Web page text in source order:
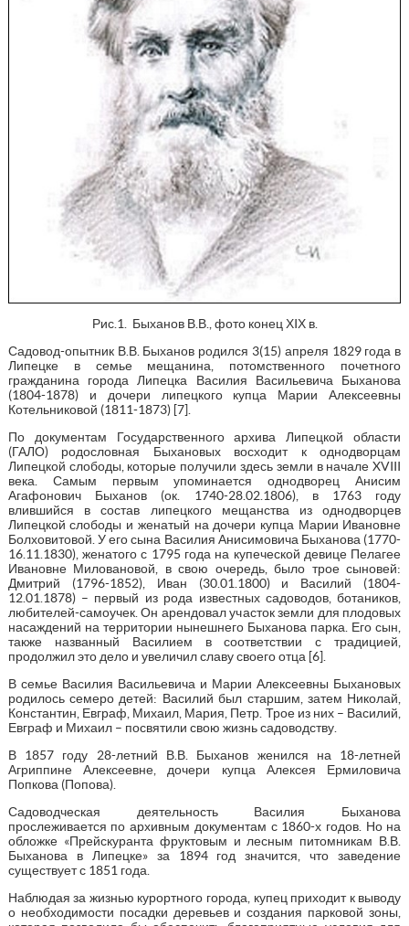
Рис.1. Быханов В.В., фото конец ХIХ в.
Садовод-опытник В.В. Быханов родился 3(15) апреля 1829 года в
Липецке в семье мещанина, потомственного почетного
гражданина города Липецка Василия Васильевича Быханова
(1804-1878) и дочери липецкого купца Марии Алексеевны
Котельниковой (1811-1873) [7].
По документам Государственного архива Липецкой области
(ГАЛО) родословная Быхановых восходит к однодворцам
Липецкой слободы, которые получили здесь земли в начале XVIII
века. Самым первым упоминается однодворец Анисим
Агафонович Быханов (ок. 1740-28.02.1806), в 1763 году
влившийся в состав липецкого мещанства из однодворцев
Липецкой слободы и женатый на дочери купца Марии Ивановне
Болховитовой. У его сына Василия Анисимовича Быханова (1770-
16.11.1830), женатого с 1795 года на купеческой девице Пелагее
Ивановне Миловановой, в свою очередь, было трое сыновей:
Дмитрий (1796-1852), Иван (30.01.1800) и Василий (1804-
12.01.1878) – первый из рода известных садоводов, ботаников,
любителей-самоучек. Он арендовал участок земли для плодовых
насаждений на территории нынешнего Быханова парка. Его сын,
также названный Василием в соответствии с традицией,
продолжил это дело и увеличил славу своего отца [6].
В семье Василия Васильевича и Марии Алексеевны Быхановых
родилось семеро детей: Василий был старшим, затем Николай,
Константин, Евграф, Михаил, Мария, Петр. Трое из них – Василий,
Евграф и Михаил – посвятили свою жизнь садоводству.
В 1857 году 28-летний В.В. Быханов женился на 18-летней
Агриппине Алексеевне, дочери купца Алексея Ермиловича
Попкова (Попова).
Садоводческая деятельность Василия Быханова
прослеживается по архивным документам с 1860-х годов. Но на
обложке «Прейскуранта фруктовым и лесным питомникам В.В.
Быханова в Липецке» за 1894 год значится, что заведение
существует с 1851 года.
Наблюдая за жизнью курортного города, купец приходит к выводу
о необходимости посадки деревьев и создания парковой зоны,